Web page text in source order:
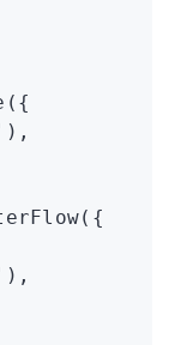
({
) ,
({
) ,